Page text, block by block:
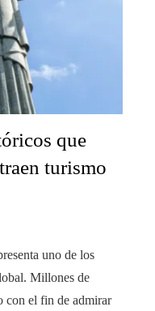
que
turismo
uno de los
Millones de
con el fin de admirar